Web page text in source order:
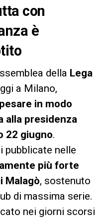
con
è
della Lega
a Milano,
in modo
alla presidenza
22 giugno.
pubblicate nelle
più forte
Malagò, sostenuto
di massima serie.
nei giorni scorsi